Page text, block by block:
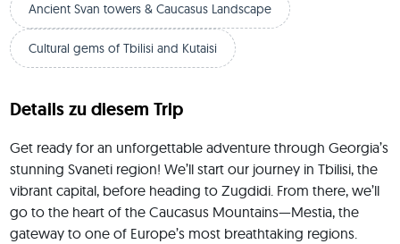
Ancient Svan towers & Caucasus Landscape
Cultural gems of Tbilisi and Kutaisi
Details zu diesem Trip
Get ready for an unforgettable adventure through Georgia’s
stunning Svaneti region! We’ll start our journey in Tbilisi, the
vibrant capital, before heading to Zugdidi. From there, we’ll
go to the heart of the Caucasus Mountains—Mestia, the
gateway to one of Europe’s most breathtaking regions.